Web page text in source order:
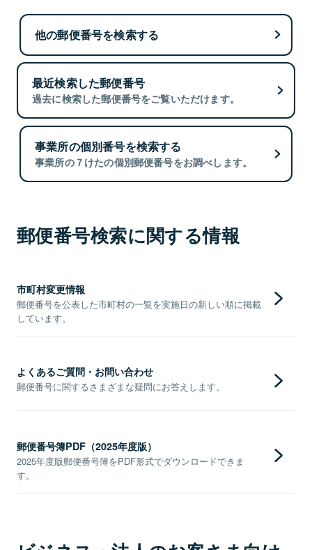
他の郵便番号を検索する
最近検索した郵便番号
過去に検索した郵便番号をご覧いただけます。
事業所の個別番号を検索する
事業所の７けたの個別郵便番号をお調べします。
郵便番号検索に関する情報
市町村変更情報
郵便番号を公表した市町村の一覧を実施日の新しい順に掲載
しています。
よくあるご質問・お問い合わせ
郵便番号に関するさまざまな疑問にお答えします。
郵便番号簿PDF（2025年度版）
2025年度版郵便番号簿をPDF形式でダウンロードできま
す。